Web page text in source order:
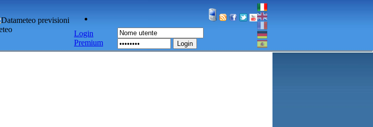
Login
Premium
Login